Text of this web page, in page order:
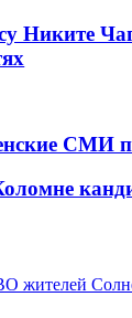
Никите
СМИ